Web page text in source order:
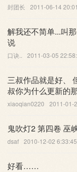
封团长 2011-06-14
解我还不简单...叫
说
口诀.. 2011-03-05
三叔作品就是好、
叔你为什么更新的
xiaoqian0220 2011-01-
鬼吹灯2 第四卷 巫
dsaf 2010-12-02 6:33:45
好看……